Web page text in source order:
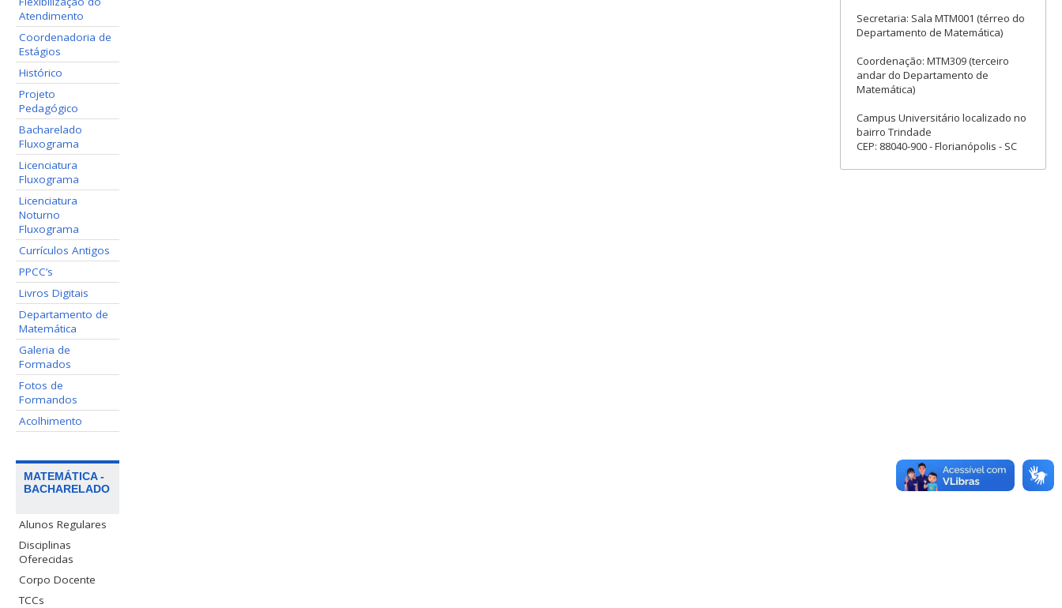
Atendimento
Coordenadoria de
Estágios
Histórico
Projeto
Pedagógico
Bacharelado
Fluxograma
Licenciatura
Fluxograma
Licenciatura
Noturno
Fluxograma
Currículos Antigos
PPCC’s
Livros Digitais
Departamento de
Matemática
Galeria de
Formados
Fotos de
Formandos
Acolhimento
MATEMÁTICA -
BACHARELADO
Alunos Regulares
Disciplinas
Oferecidas
Corpo Docente
TCCs
Secretaria: Sala MTM001 (térreo do
Departamento de Matemática)
Coordenação: MTM309 (terceiro
andar do Departamento de
Matemática)
Campus Universitário localizado no
bairro Trindade
CEP: 88040-900 - Florianópolis - SC